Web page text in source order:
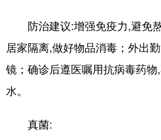
防治建议:增强免疫力,避免
居家隔离,做好物品消毒；外出
镜；确诊后遵医嘱用抗病毒药
水。
真菌: